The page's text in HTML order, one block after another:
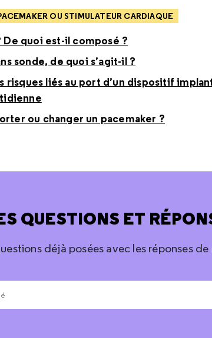
OU STIMULATEUR CARDIAQUE
quoi est-il composé ?
sonde, de quoi s’agit-il ?
risques liés au port d’un dispositif
ou changer un pacemaker ?
QUESTIONS ET
déjà posées avec les réponses